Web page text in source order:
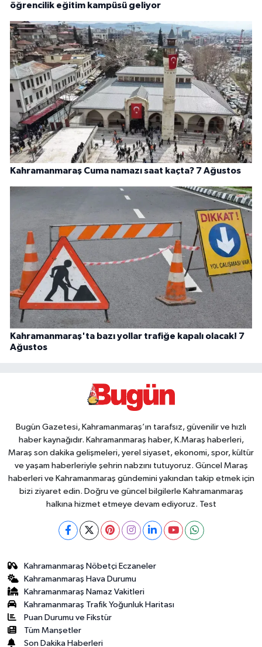
öğrencilik eğitim kampüsü geliyor
Kahramanmaraş Cuma namazı saat kaçta? 7 Ağustos
Kahramanmaraş'ta bazı yollar trafiğe kapalı olacak! 7
Ağustos
Bugün Gazetesi, Kahramanmaraş’ın tarafsız, güvenilir ve hızlı
haber kaynağıdır. Kahramanmaraş haber, K.Maraş haberleri,
Maraş son dakika gelişmeleri, yerel siyaset, ekonomi, spor, kültür
ve yaşam haberleriyle şehrin nabzını tutuyoruz. Güncel Maraş
haberleri ve Kahramanmaraş gündemini yakından takip etmek için
bizi ziyaret edin. Doğru ve güncel bilgilerle Kahramanmaraş
halkına hizmet etmeye devam ediyoruz. Test
Kahramanmaraş Nöbetçi Eczaneler
Kahramanmaraş Hava Durumu
Kahramanmaraş Namaz Vakitleri
Kahramanmaraş Trafik Yoğunluk Haritası
Puan Durumu ve Fikstür
Tüm Manşetler
Son Dakika Haberleri